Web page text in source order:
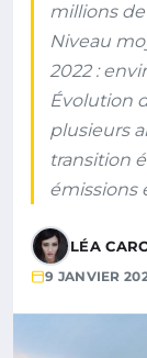
millions
Niveau
2022 :
Évolution
plusieurs
transition
émissions
LÉA
9 JANVIER